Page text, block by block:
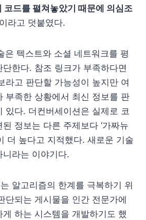
코드를 펼쳐놓았기 때문에 의심조
이라고 덧붙였다.
은 텍스트와 소셜 네트워크를 평
한다. 참조 링크가 부족하다면
라고 판단할 가능성이 높지만 여
부족한 상황에서 최신 정보를 판
있다. 더컨버세이션은 실제로 코
정보는 다른 주제보다 ‘가짜뉴
더 높다고 지적했다. 새로운 기술
라는 이야기다.
알고리즘의 한계를 극복하기 위
단되는 게시물을 인간 전문가에
하는 시스템을 개발하기도 했